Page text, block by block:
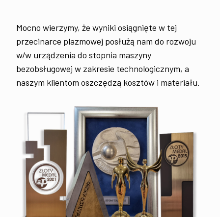
Mocno wierzymy, że wyniki osiągnięte w tej
przecinarce plazmowej posłużą nam do rozwoju
w/w urządzenia do stopnia maszyny
bezobsługowej w zakresie technologicznym, a
naszym klientom oszczędzą kosztów i materiału.